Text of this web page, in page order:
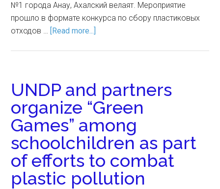
№1 города Анау, Ахалский велаят. Мероприятие
прошло в формате конкурса по сбору пластиковых
отходов … [Read more...]
UNDP and partners
organize “Green
Games” among
schoolchildren as part
of efforts to combat
plastic pollution